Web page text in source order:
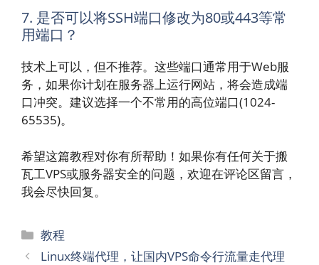
7. 是否可以将SSH端口修改为80或443等常
用端口？
技术上可以，但不推荐。这些端口通常用于Web服
务，如果你计划在服务器上运行网站，将会造成端
口冲突。建议选择一个不常用的高位端口(1024-
65535)。
希望这篇教程对你有所帮助！如果你有任何关于搬
瓦工VPS或服务器安全的问题，欢迎在评论区留言，
我会尽快回复。
分
类
教程
Linux终端代理，让国内VPS命令行流量走代理